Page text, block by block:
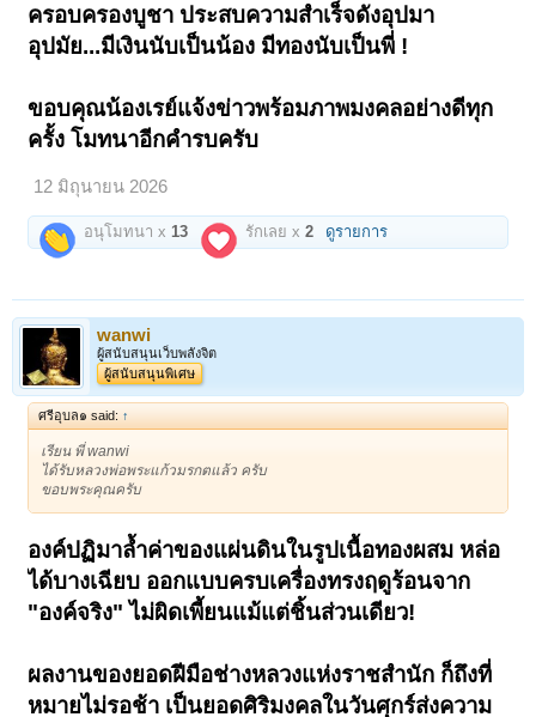
ครอบครองบูชา ประสบความสำเร็จดังอุปมา
อุปมัย...มีเงินนับเป็นน้อง มีทองนับเป็นพี่ !
ขอบคุณน้องเรย์แจ้งข่าวพร้อมภาพมงคลอย่างดีทุก
ครั้ง โมทนาอีกคำรบครับ
12 มิถุนายน 2026
อนุโมทนา x13 รักเลย x2 ดูรายการ
wanwi
ผู้สนับสนุนเว็บพลังจิต
ผู้สนับสนุนพิเศษ
ศรีอุบล๑ said: ↑
เรียน พี่ wanwi
ได้รับหลวงพ่อพระแก้วมรกตแล้ว ครับ
ขอบพระคุณครับ
องค์ปฏิมาล้ำค่าของแผ่นดินในรูปเนื้อทองผสม หล่อ
ได้บางเฉียบ ออกแบบครบเครื่องทรงฤดูร้อนจาก
"องค์จริง" ไม่ผิดเพี้ยนแม้แต่ชิ้นส่วนเดียว!
ผลงานของยอดฝีมือช่างหลวงแห่งราชสำนัก ก็ถึงที่
หมายไม่รอช้า เป็นยอดศิริมงคลในวันศุกร์ส่งความ